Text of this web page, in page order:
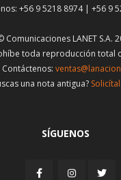
+56 9 5218 8974 | +56 9
Comunicaciones LANET S.A.
toda reproducción total
Contáctenos:
una nota antigua?
SÍGUENOS